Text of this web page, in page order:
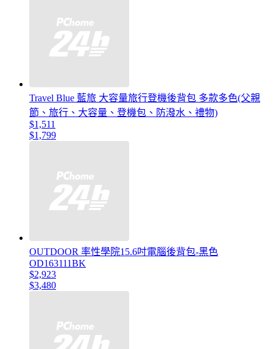
Travel Blue 藍旅 大容量旅行登機後背包 多款多色(父親
節、旅行、大容量、登機包、防潑水、禮物)
$1,511
$1,799
OUTDOOR 率性學院15.6吋電腦後背包-黑色
OD163111BK
$2,923
$3,480